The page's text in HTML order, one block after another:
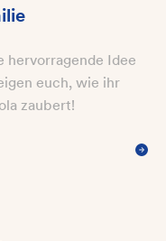
hervorragende Idee
euch, wie ihr
zaubert!